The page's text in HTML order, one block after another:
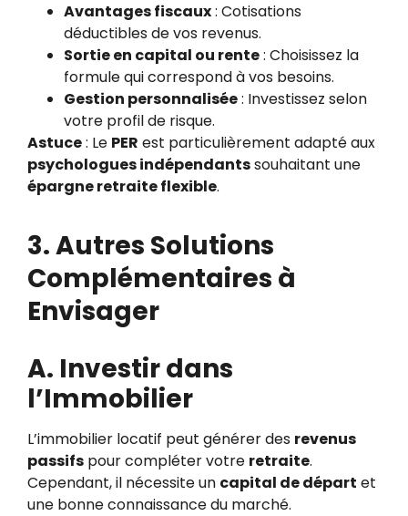
Avantages fiscaux: Cotisations
déductibles de vos revenus.
Sortie en capital ou rente: Choisissez la
formule qui correspond à vos besoins.
Gestion personnalisée: Investissez selon
votre profil de risque.
Astuce: Le PER est particulièrement adapté aux
psychologues indépendantssouhaitant une
épargne retraite flexible.
3. Autres Solutions
Complémentaires à
Envisager
A. Investir dans
l’Immobilier
L’immobilier locatif peut générer des revenus
passifs pour compléter votre retraite.
Cependant, il nécessite un capital de départ et
une bonne connaissance du marché.